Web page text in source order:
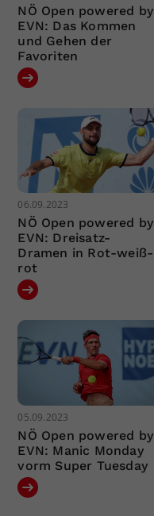
NÖ Open powered by
EVN: Das Kommen
und Gehen der
Favoriten
06.09.2023
NÖ Open powered by
EVN: Dreisatz-
Dramen in Rot-weiß-
rot
05.09.2023
NÖ Open powered by
EVN: Manic Monday
vorm Super Tuesday